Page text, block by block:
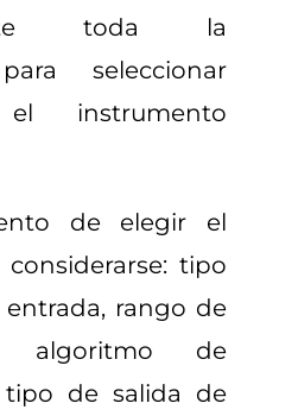
toda la
seleccionar
instrumento
de elegir el
tipo
rango de
algoritmo de
tipo de salida de